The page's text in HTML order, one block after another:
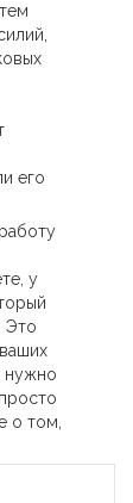
его
у
Это
нужно
о том,